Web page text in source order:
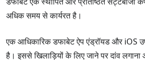
अधिक समय से कार्यरत है।
एक आधिकारिक डफाबेट ऐप एंड्रॉयड और iOS
है। इससे खिलाड़ियों के लिए जाने पर दांव लगाना